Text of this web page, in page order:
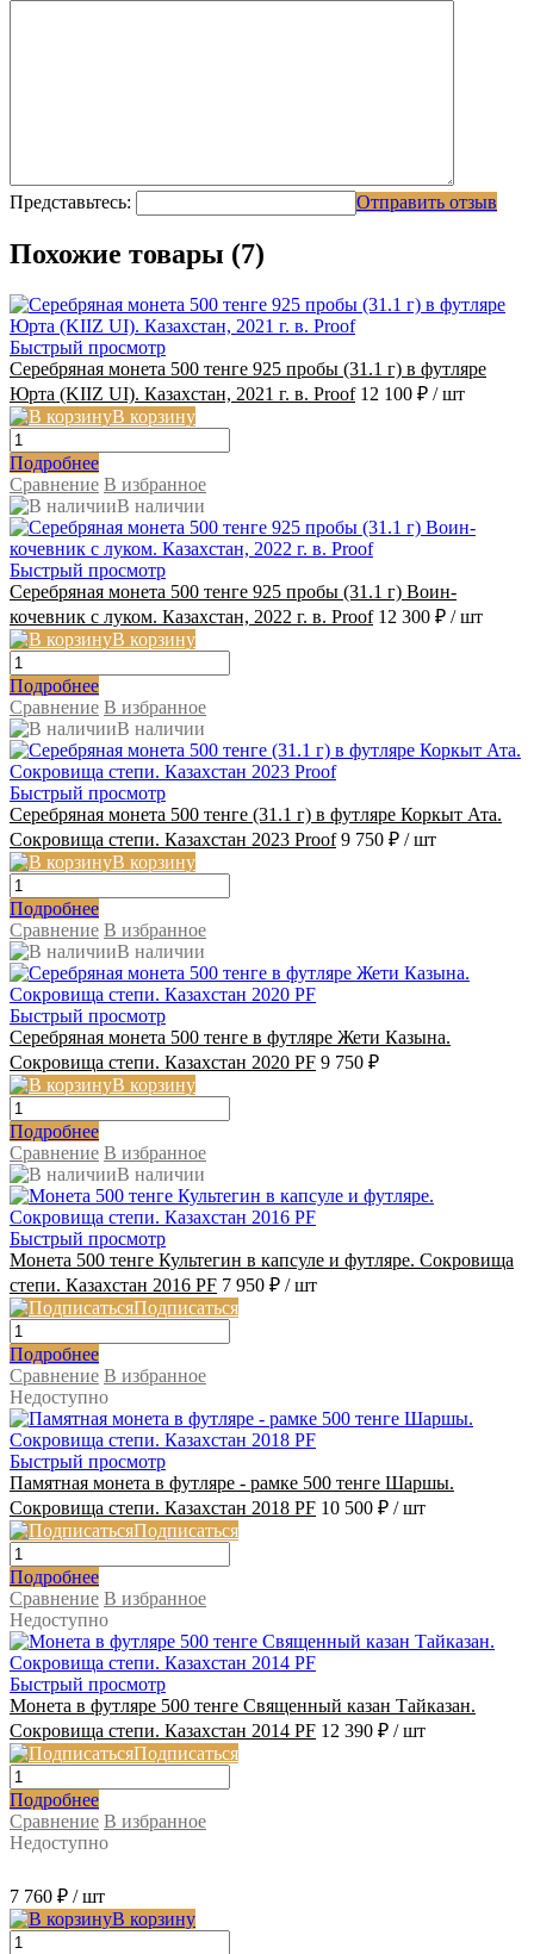
Представьтесь: Отправить отзыв
Похожие товары (7)
Быстрый просмотр
Серебряная монета 500 тенге 925 пробы (31.1 г) в футляре
Юрта (KIIZ UI). Казахстан, 2021 г. в. Proof 12 100 ₽ / шт
В корзину
Подробнее
Сравнение В избранное
В наличии
Быстрый просмотр
Серебряная монета 500 тенге 925 пробы (31.1 г) Воин-
кочевник с луком. Казахстан, 2022 г. в. Proof 12 300 ₽ / шт
В корзину
Подробнее
Сравнение В избранное
В наличии
Быстрый просмотр
Серебряная монета 500 тенге (31.1 г) в футляре Коркыт Ата.
Сокровища степи. Казахстан 2023 Proof 9 750 ₽ / шт
В корзину
Подробнее
Сравнение В избранное
В наличии
Быстрый просмотр
Серебряная монета 500 тенге в футляре Жети Казына.
Сокровища степи. Казахстан 2020 PF 9 750 ₽
В корзину
Подробнее
Сравнение В избранное
В наличии
Быстрый просмотр
Монета 500 тенге Культегин в капсуле и футляре. Сокровища
степи. Казахстан 2016 PF 7 950 ₽ / шт
Подписаться
Подробнее
Сравнение В избранное
Недоступно
Быстрый просмотр
Памятная монета в футляре - рамке 500 тенге Шаршы.
Сокровища степи. Казахстан 2018 PF 10 500 ₽ / шт
Подписаться
Подробнее
Сравнение В избранное
Недоступно
Быстрый просмотр
Монета в футляре 500 тенге Священный казан Тайказан.
Сокровища степи. Казахстан 2014 PF 12 390 ₽ / шт
Подписаться
Подробнее
Сравнение В избранное
Недоступно
7 760 ₽ / шт
В корзину